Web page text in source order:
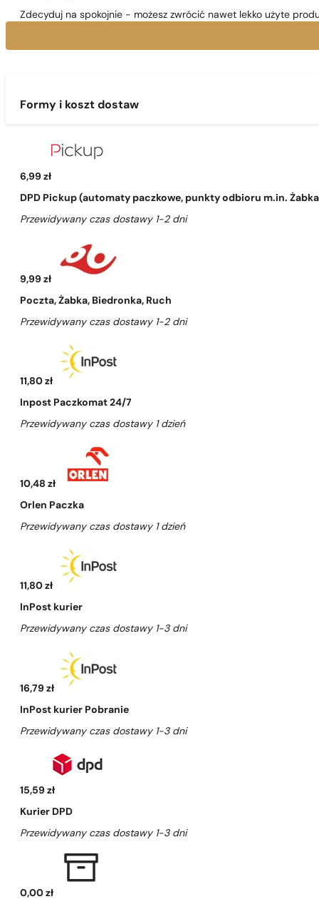
Zdecyduj na spokojnie - możesz zwrócić nawet lekko użyte
Formy i koszt dostaw
6,99 zł
DPD Pickup (automaty paczkowe, punkty odbioru m.in.
Przewidywany czas dostawy 1-2 dni
9,99 zł
Poczta, Żabka, Biedronka, Ruch
Przewidywany czas dostawy 1-2 dni
11,80 zł
Inpost Paczkomat 24/7
Przewidywany czas dostawy 1 dzień
10,48 zł
Orlen Paczka
Przewidywany czas dostawy 1 dzień
11,80 zł
InPost kurier
Przewidywany czas dostawy 1-3 dni
16,79 zł
InPost kurier Pobranie
Przewidywany czas dostawy 1-3 dni
15,59 zł
Kurier DPD
Przewidywany czas dostawy 1-3 dni
0,00 zł